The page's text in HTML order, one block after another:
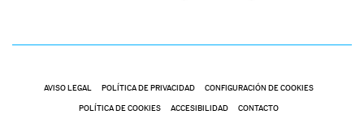
AVISO LEGAL POLÍTICA DE PRIVACIDAD CONFIGURACIÓN DE COOKIES
POLÍTICA DE COOKIES ACCESIBILIDAD CONTACTO